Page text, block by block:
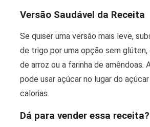
Versão Saudável da Receita
Se quiser uma versão mais leve,
de trigo por uma opção sem glúten,
de arroz ou a farinha de amêndoas.
pode usar açúcar no lugar do
calorias.
Dá para vender essa receita?